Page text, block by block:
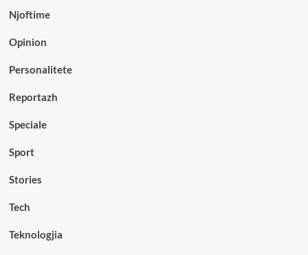
Njoftime
Opinion
Personalitete
Reportazh
Speciale
Sport
Stories
Tech
Teknologjia